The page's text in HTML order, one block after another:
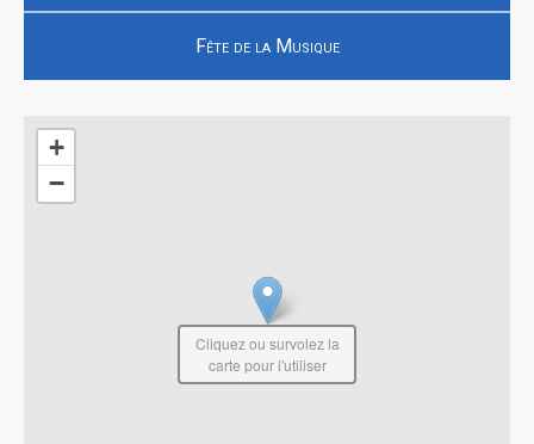
Fête de la Musique
+
−
Cliquez ou survolez la
carte pour l'utiliser